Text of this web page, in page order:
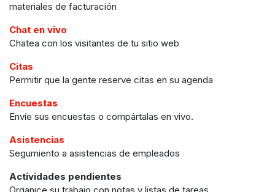
materiales de facturación
Chat en vivo
Chatea con los visitantes de tu sitio web
Citas
Permitir que la gente reserve citas en su agenda
Encuestas
Envíe sus encuestas o compártalas en vivo.
Asistencias
Segumiento a asistencias de empleados
Actividades pendientes